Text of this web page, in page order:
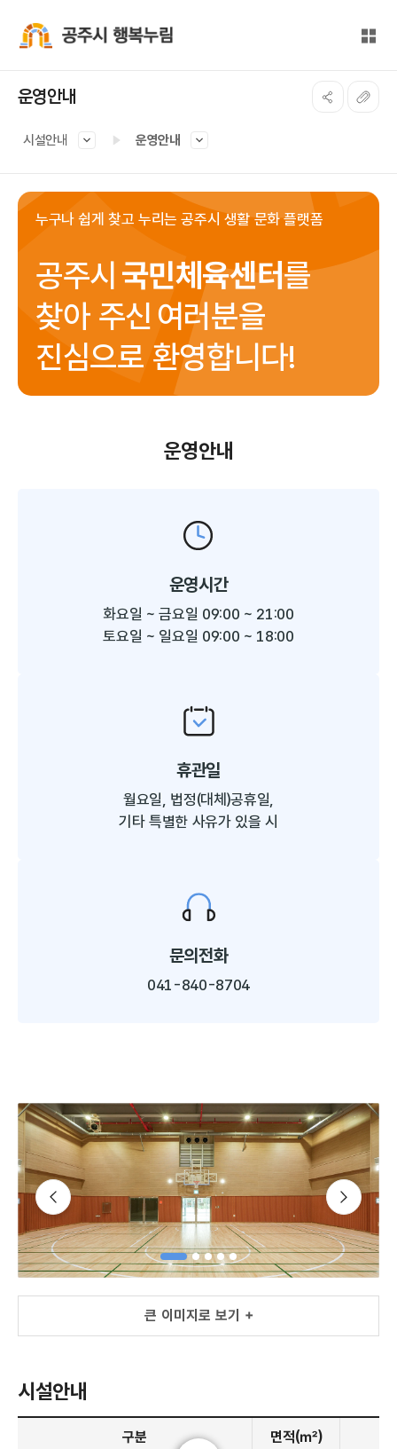
전체
운영안내
시설안내 운영안내
누구나 쉽게 찾고 누리는 공주시 생활 문화 플랫폼
공주시 국민체육센터를
찾아 주신여러분을
진심으로 환영합니다!
운영안내
운영시간
화요일 ~ 금요일 09:00 ~ 21:00
토요일 ~ 일요일 09:00 ~ 18:00
휴관일
월요일, 법정(대체)공휴일,
기타 특별한 사유가 있을 시​
문의전화
041-840-8704
큰 이미지로 보기 +
큰 이미지로 보기 +
슬라이드 이전
슬라이드 다음
시설안내
시설 안내 - 구분, 면적, 주요시설, 비고 정보 제공
구분
면적(㎡)